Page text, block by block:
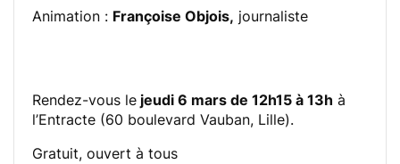
Animation : Françoise Objois, journaliste
Rendez-vous le jeudi 6 mars de 12h15 à 13h à
l’Entracte (60 boulevard Vauban, Lille).
Gratuit, ouvert à tous